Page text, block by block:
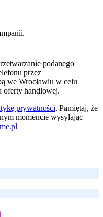
podanego
przez
we Wrocławiu w celu
oferty handlowej.
prywatności. Pamiętaj, że
momencie wysyłając